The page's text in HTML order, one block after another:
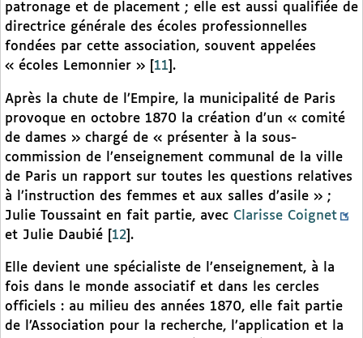
patronage et de placement ; elle est aussi qualifiée de
directrice générale des écoles professionnelles
fondées par cette association, souvent appelées
« écoles Lemonnier »
11 .
Après la chute de l’Empire, la municipalité de Paris
provoque en octobre 1870 la création d’un « comité
de dames » chargé de « présenter à la sous-
commission de l’enseignement communal de la ville
de Paris un rapport sur toutes les questions relatives
à l’instruction des femmes et aux salles d’asile » ;
Julie Toussaint en fait partie, avec Clarisse Coignet
et Julie Daubié
12 .
Elle devient une spécialiste de l’enseignement, à la
fois dans le monde associatif et dans les cercles
officiels : au milieu des années 1870, elle fait partie
de l’Association pour la recherche, l’application et la